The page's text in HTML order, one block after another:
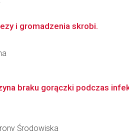
i gromadzenia skrobi.
braku gorączki podczas
Środowiska